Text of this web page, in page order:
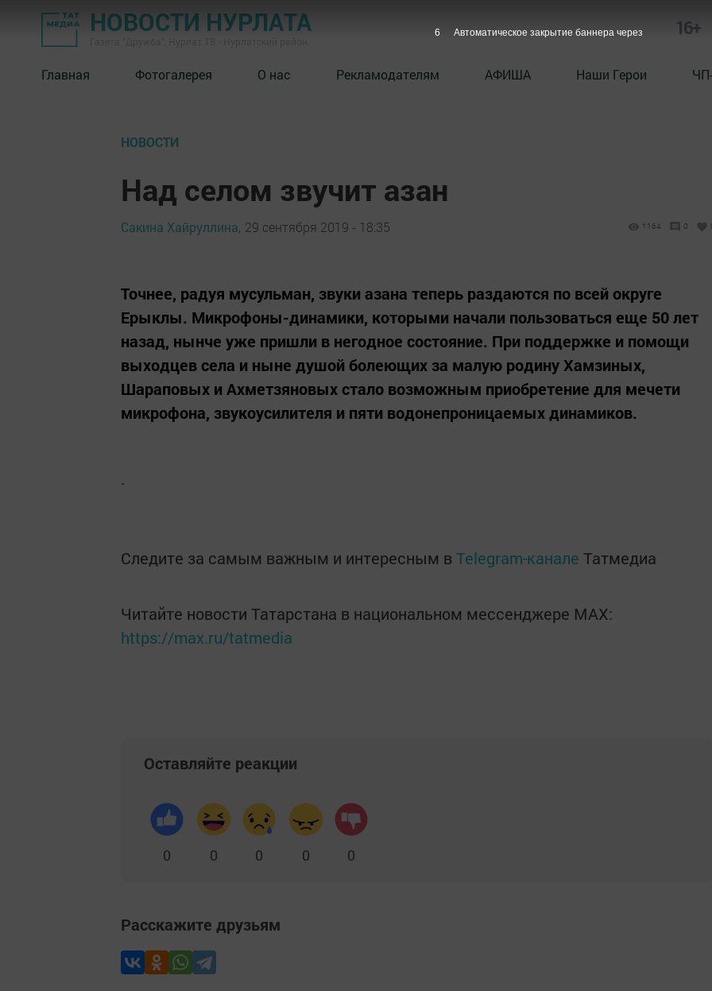
НОВОСТИ НУРЛАТА 16+
Главная Фотогалерея О нас Рекламодателям АФИША Наши Герои
НОВОСТИ
Над селом звучит азан
Сакина Хайруллина, 29 сентября 2019 - 18:35 1164 0
Точнее, радуя мусульман, звуки азана теперь раздаются по всей округе
Ерыклы. Микрофоны-динамики, которыми начали пользоваться еще 50 лет
назад, нынче уже пришли в негодное состояние. При поддержке и помощи
выходцев села и ныне душой болеющих за малую родину Хамзиных,
Шараповых и Ахметзяновых стало возможным приобретение для мечети
микрофона, звукоусилителя и пяти водонепроницаемых динамиков.
.
Следите за самым важным и интересным в Telegram-канале Татмедиа
Читайте новости Татарстана в национальном мессенджере MАХ:
https://max.ru/tatmedia
Оставляйте реакции
0 0 0 0 0
Расскажите друзьям
5 Автоматическое закрытие баннера через